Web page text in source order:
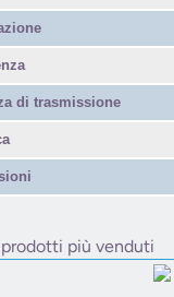
di trasmissione
più venduti